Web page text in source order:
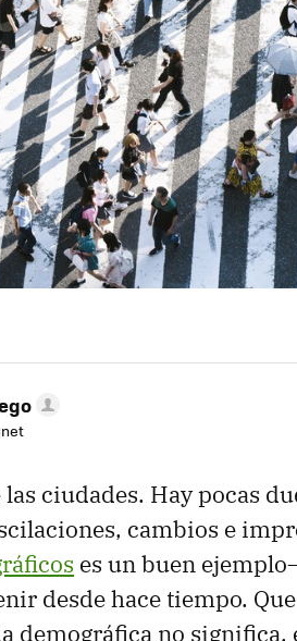
ciudades. Hay pocas
cambios e
es un buen
desde hace tiempo.
demográfica no significa,